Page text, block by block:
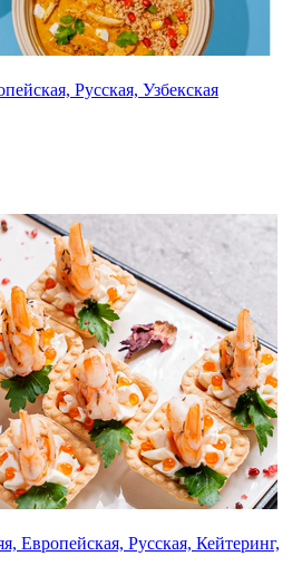
Русская, Узбекская
Русская, Кейтеринг,